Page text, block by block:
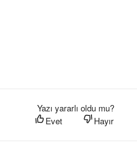
Yazı yararlı oldu mu?
Evet
Hayır